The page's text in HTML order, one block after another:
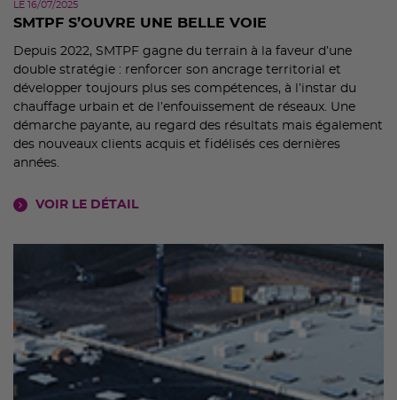
LE 16/07/2025
SMTPF S’OUVRE UNE BELLE VOIE
Depuis 2022, SMTPF gagne du terrain à la faveur d’une
double stratégie : renforcer son ancrage territorial et
développer toujours plus ses compétences, à l’instar du
chauffage urbain et de l’enfouissement de réseaux. Une
démarche payante, au regard des résultats mais également
des nouveaux clients acquis et fidélisés ces dernières
années.
VOIR LE DÉTAIL